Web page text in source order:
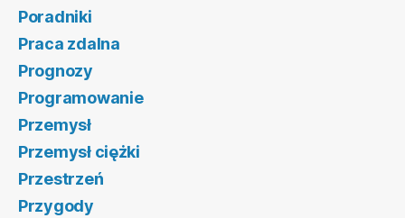
Poradniki
Praca zdalna
Prognozy
Programowanie
Przemysł
Przemysł ciężki
Przestrzeń
Przygody